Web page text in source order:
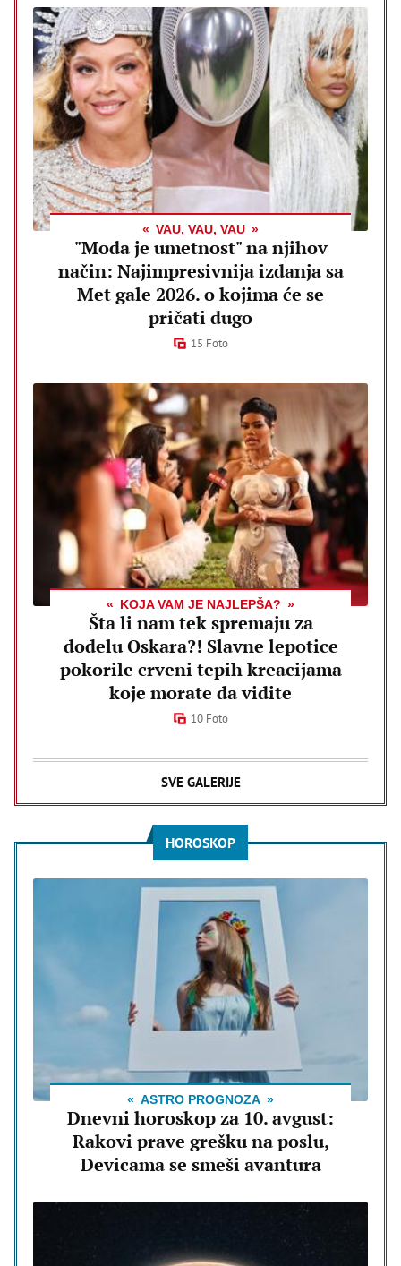
VAU, VAU, VAU
"Moda je umetnost" na njihov
način: Najimpresivnija izdanja sa
Met gale 2026. o kojima će se
pričati dugo
15 Foto
KOJA VAM JE NAJLEPŠA?
Šta li nam tek spremaju za
dodelu Oskara?! Slavne lepotice
pokorile crveni tepih kreacijama
koje morate da vidite
10 Foto
SVE GALERIJE
HOROSKOP
ASTRO PROGNOZA
Dnevni horoskop za 10. avgust:
Rakovi prave grešku na poslu,
Devicama se smeši avantura